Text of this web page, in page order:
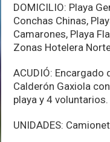
DOMICILIO: Playa
Conchas Chinas,
Camarones, Playa
Zonas Hotelera
ACUDIÓ: Encargado
Calderón Gaxiola
playa y 4 voluntarios.
UNIDADES: